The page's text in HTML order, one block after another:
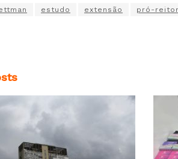
estudo extensão pró-